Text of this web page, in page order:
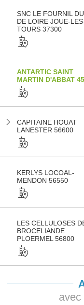
SNC LE FOURNIL DU
DE LOIRE JOUE-
TOURS 37300
ANTARTIC SAINT
MARTIN D'ABBAT
CAPITAINE HOUAT
LANESTER 56600
KERLYS LOCOAL-
MENDON 56550
LES CELLULOSES
BROCELIANDE
PLOERMEL 56800
avec